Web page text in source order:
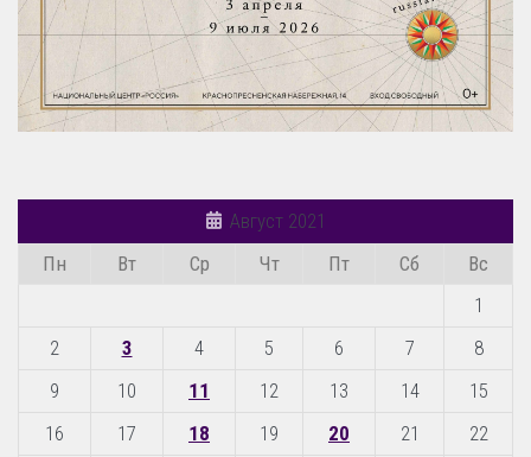
Август 2021
Пн
Вт Ср Чт Пт Сб
Вс
1
2
3 4 5 6 7
8
9
10 11 12 13 14
15
16
17 18 19 20 21
22